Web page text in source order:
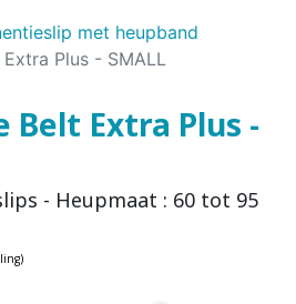
met heupband
Plus - SMALL
Belt Extra Plus -
- Heupmaat : 60 tot 95